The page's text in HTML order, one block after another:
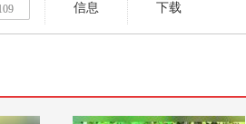
信息 下载